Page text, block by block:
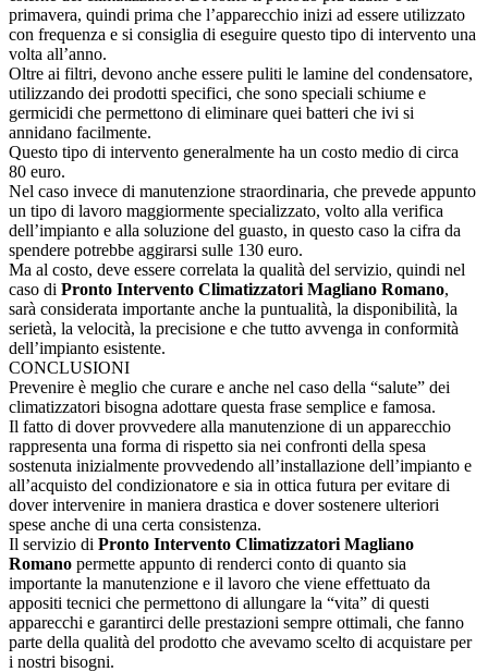
primavera, quindi prima che l’apparecchio inizi ad essere utilizzato
con frequenza e si consiglia di eseguire questo tipo di intervento una
volta all’anno.
Oltre ai filtri, devono anche essere puliti le lamine del condensatore,
utilizzando dei prodotti specifici, che sono speciali schiume e
germicidi che permettono di eliminare quei batteri che ivi si
annidano facilmente.
Questo tipo di intervento generalmente ha un costo medio di circa
80 euro.
Nel caso invece di manutenzione straordinaria, che prevede appunto
un tipo di lavoro maggiormente specializzato, volto alla verifica
dell’impianto e alla soluzione del guasto, in questo caso la cifra da
spendere potrebbe aggirarsi sulle 130 euro.
Ma al costo, deve essere correlata la qualità del servizio, quindi nel
caso di Pronto Intervento Climatizzatori Magliano Romano,
sarà considerata importante anche la puntualità, la disponibilità, la
serietà, la velocità, la precisione e che tutto avvenga in conformità
dell’impianto esistente.
CONCLUSIONI
Prevenire è meglio che curare e anche nel caso della “salute” dei
climatizzatori bisogna adottare questa frase semplice e famosa.
Il fatto di dover provvedere alla manutenzione di un apparecchio
rappresenta una forma di rispetto sia nei confronti della spesa
sostenuta inizialmente provvedendo all’installazione dell’impianto e
all’acquisto del condizionatore e sia in ottica futura per evitare di
dover intervenire in maniera drastica e dover sostenere ulteriori
spese anche di una certa consistenza.
Il servizio di Pronto Intervento Climatizzatori Magliano
Romano permette appunto di renderci conto di quanto sia
importante la manutenzione e il lavoro che viene effettuato da
appositi tecnici che permettono di allungare la “vita” di questi
apparecchi e garantirci delle prestazioni sempre ottimali, che fanno
parte della qualità del prodotto che avevamo scelto di acquistare per
i nostri bisogni.